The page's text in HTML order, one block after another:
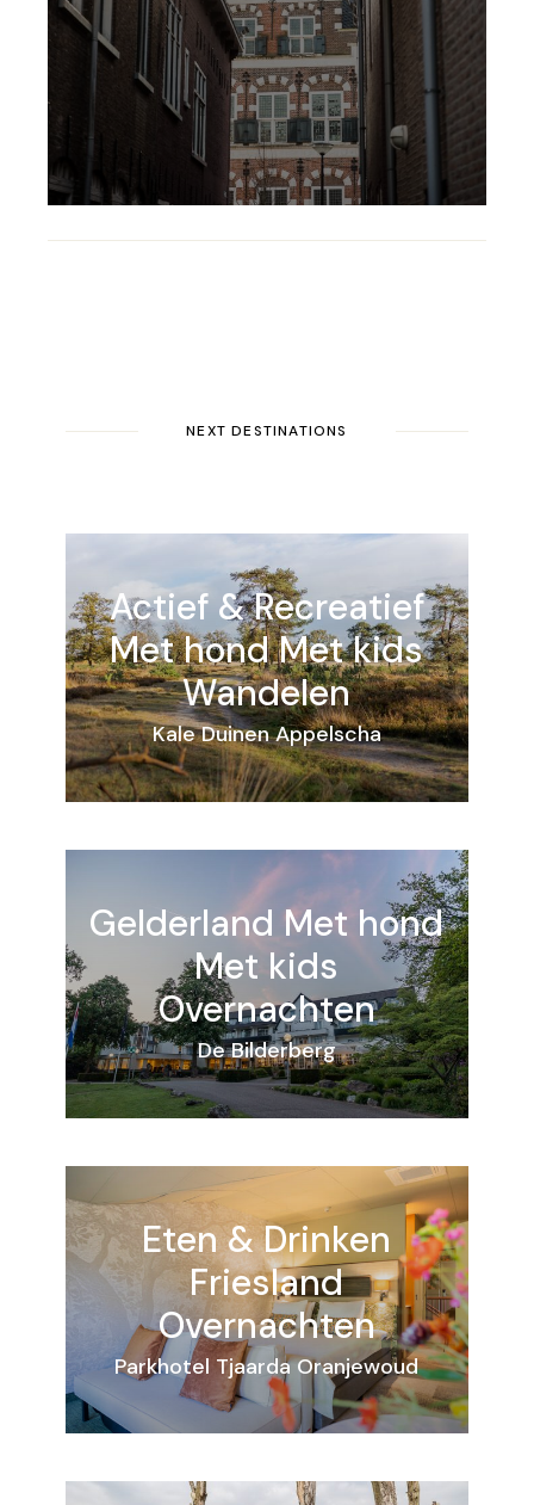
NEXT DESTINATIONS
Actief & Recreatief
Met hondMet kids
Wandelen
Kale Duinen Appelscha
GelderlandMet hond
Met kids
Overnachten
De Bilderberg
Eten & Drinken
Friesland
Overnachten
Parkhotel Tjaarda Oranjewoud